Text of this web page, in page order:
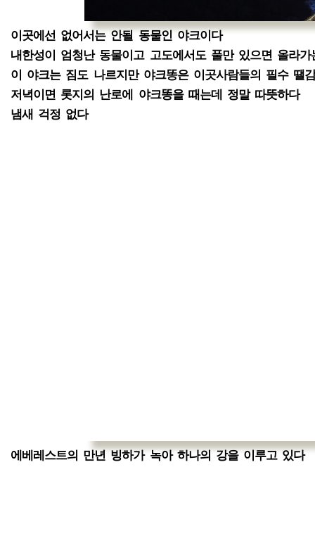
이곳에선 없어서는 안될 동물인 야크이다
내한성이 엄청난 동물이고 고도에서도 풀만 있으면 올라가
이 야크는 짐도 나르지만 야크똥은 이곳사람들의 필수 땔
저녁이면 롯지의 난로에 야크똥을 때는데 정말 따뜻하다
냄새 걱정 없다
에베레스트의 만년 빙하가 녹아 하나의 강을 이루고 있다